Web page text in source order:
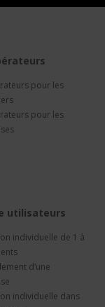
pour les
pour les
utilisateurs
individuelle de 1 à
d’une
individuelle dans